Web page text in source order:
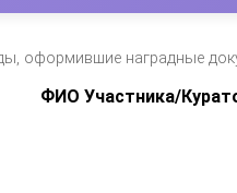
оформившие наградные
ФИО Участника/